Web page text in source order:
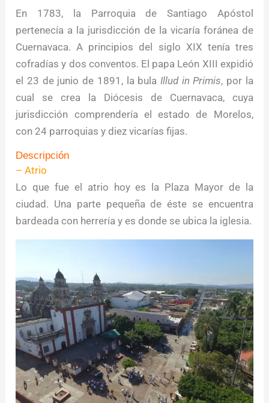
En 1783, la Parroquia de Santiago Apóstol
pertenecía a la jurisdicción de la vicaría foránea de
Cuernavaca. A principios del siglo XIX tenía tres
cofradías y dos conventos. El papa León XIII expidió
el 23 de junio de 1891, la bula Illud in Primis, por la
cual se crea la Diócesis de Cuernavaca, cuya
jurisdicción comprendería el estado de Morelos,
con 24 parroquias y diez vicarías fijas.
Descripción
– Atrio
Lo que fue el atrio hoy es la Plaza Mayor de la
ciudad. Una parte pequeña de éste se encuentra
bardeada con herrería y es donde se ubica la iglesia.